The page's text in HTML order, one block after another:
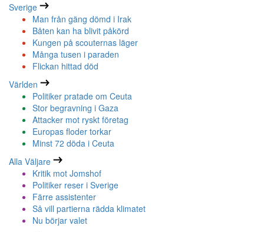
Sverige
Man från gäng dömd i Irak
Båten kan ha blivit påkörd
Kungen på scouternas läger
Många tusen i paraden
Flickan hittad död
Världen
Politiker pratade om Ceuta
Stor begravning i Gaza
Attacker mot ryskt företag
Europas floder torkar
Minst 72 döda i Ceuta
Alla Väljare
Kritik mot Jomshof
Politiker reser i Sverige
Färre assistenter
Så vill partierna rädda klimatet
Nu börjar valet